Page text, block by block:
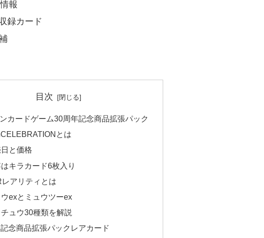
報
録カード
目次
カードゲーム30周年記念商品拡張パック
とは
と価格
キラカード6枚入り
レアリティとは
ウexとミュウツーex
チュウ30種類を解説
念商品拡張パックレアカード